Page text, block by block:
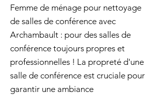
Femme de ménage pour nettoyage
de salles de conférence avec
Archambault : pour des salles de
conférence toujours propres et
professionnelles ! La propreté d'une
salle de conférence est cruciale pour
garantir une ambiance